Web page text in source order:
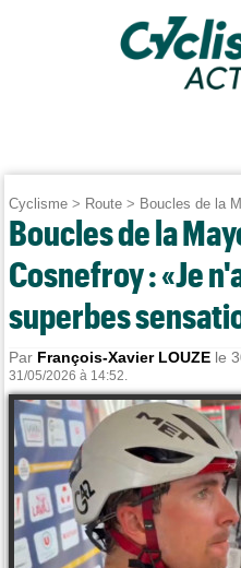
Cyclisme > Route > Boucles de la
Boucles de la
Cosnefroy : «Je
superbes
Par François-Xavier LOUZE le
31/05/2026 à 14:52.